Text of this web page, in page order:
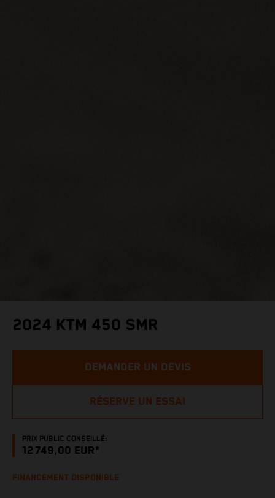
2024 KTM 450 SMR
PRIX PUBLIC CONSEILLÉ:
12 749,00 EUR*
DEMANDER UN DEVIS
RÉSERVE UN ESSAI
FINANCEMENT DISPONIBLE